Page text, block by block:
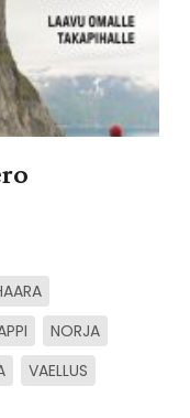
NORJA
VAELLUS